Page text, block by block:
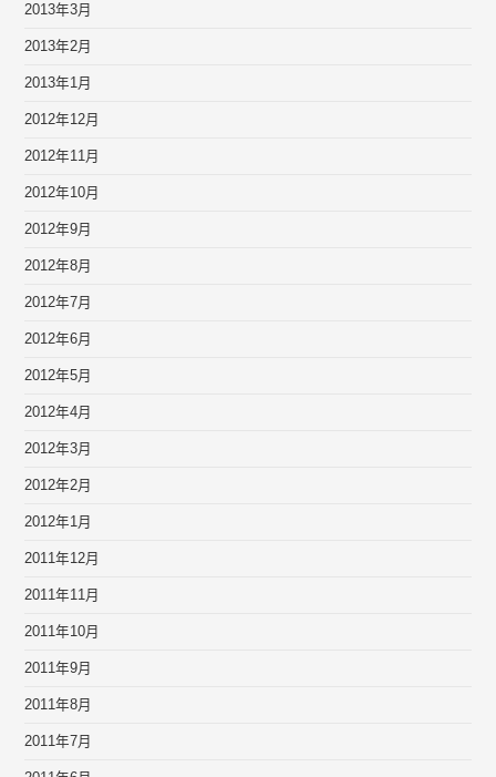
2013年3月
2013年2月
2013年1月
2012年12月
2012年11月
2012年10月
2012年9月
2012年8月
2012年7月
2012年6月
2012年5月
2012年4月
2012年3月
2012年2月
2012年1月
2011年12月
2011年11月
2011年10月
2011年9月
2011年8月
2011年7月